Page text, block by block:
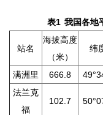
表1 我国各地
站名
海拔高度
（米）
纬
满洲里 666.8
法兰克
福
102.7